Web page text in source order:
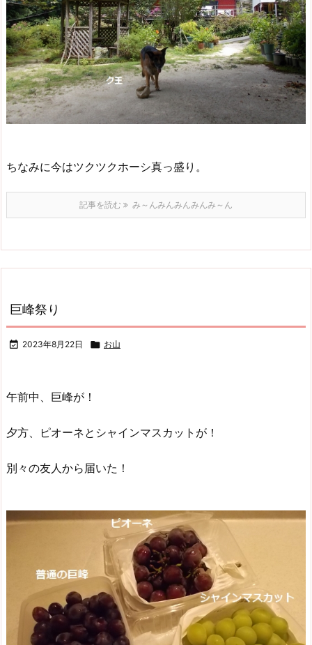
ちなみに今はツクツクホーシ真っ盛り。
記事を読む み～んみんみんみんみ～ん
巨峰祭り
 2023年8月22日  お山
午前中、巨峰が！
夕方、ピオーネとシャインマスカットが！
別々の友人から届いた！